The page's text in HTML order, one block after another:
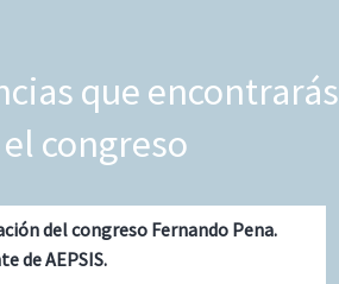
que encontrarás
congreso
del congreso Fernando Pena.
de AEPSIS.